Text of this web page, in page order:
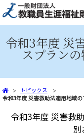
令和3年度 災
スプラン
トピックス
令和3年度 災害救助法適用地域
令和3年度 災害救